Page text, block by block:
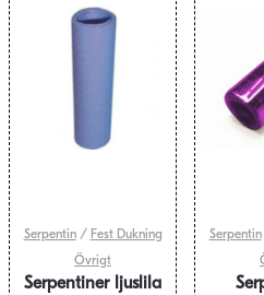
Serpentin/ Fest Dukning
Övrigt
Serpentiner ljuslila
Serpentin